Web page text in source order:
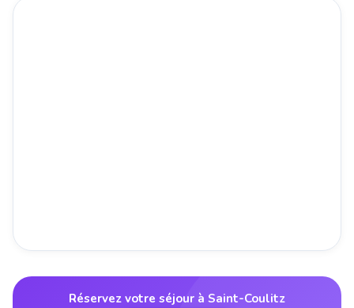
Réservez votre séjour à Saint-Coulitz